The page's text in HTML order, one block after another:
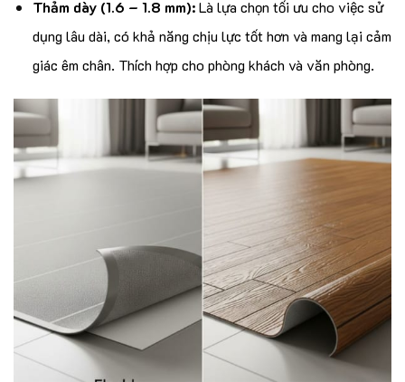
Thảm dày (1.6 – 1.8 mm):Là lựa chọn tối ưu cho việc sử
dụng lâu dài, có khả năng chịu lực tốt hơn và mang lại cảm
giác êm chân. Thích hợp cho phòng khách và văn phòng.